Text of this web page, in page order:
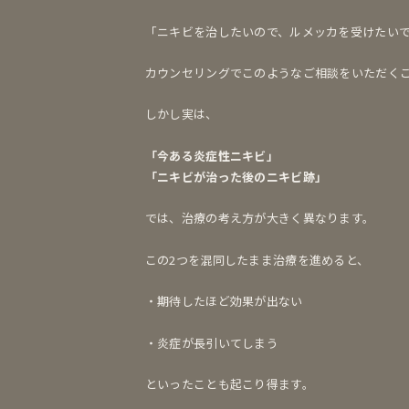
「ニキビを治したいので、ルメッカを受けたいで
カウンセリングでこのようなご相談をいただく
しかし実は、
「今ある炎症性ニキビ」
「ニキビが治った後のニキビ跡」
では、治療の考え方が大きく異なります。
この2つを混同したまま治療を進めると、
・期待したほど効果が出ない
・炎症が長引いてしまう
といったことも起こり得ます。